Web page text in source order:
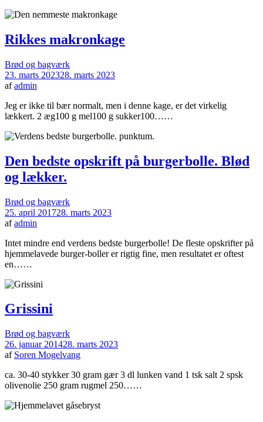
Rikkes makronkage
Brød og bagværk
23. marts 202328. marts 2023
afadmin
Jeg er ikke til bær normalt, men i denne kage, er det virkelig
lækkert. 2 æg100 g mel100 g sukker100……
Den bedste opskrift på burgerbolle. Blød
og lækker.
Brød og bagværk
25. april 201728. marts 2023
afadmin
Intet mindre end verdens bedste burgerbolle! De fleste opskrifter på
hjemmelavede burger-boller er rigtig fine, men resultatet er oftest
en……
Grissini
Brød og bagværk
26. januar 201428. marts 2023
af Soren Mogelvang
ca. 30-40 stykker 30 gram gær 3 dl lunken vand 1 tsk salt 2 spsk
olivenolie 250 gram rugmel 250……